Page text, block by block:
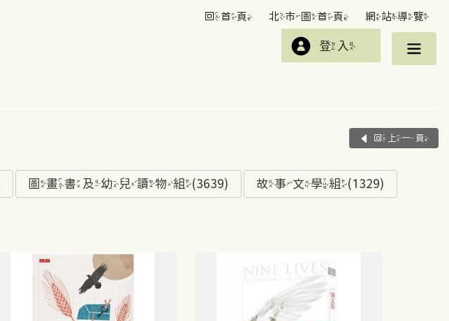
回首頁 北市圖首頁 網站導覽
登入
回上一頁
圖畫書及幼兒讀物組(3639) 故事文學組(1329)